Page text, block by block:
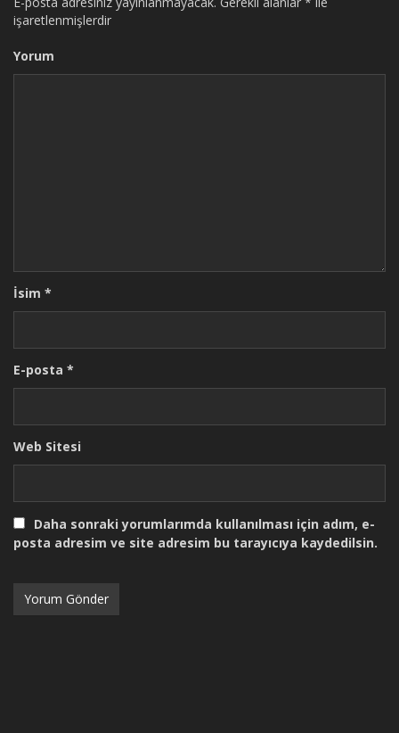
işaretlenmişlerdir
Yorum
İsim *
E-posta *
Web Sitesi
Daha sonraki yorumlarımda kullanılması için adım, e-
posta adresim ve site adresim bu tarayıcıya kaydedilsin.